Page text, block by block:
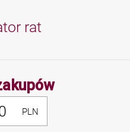
rat
Minimalna
PLN